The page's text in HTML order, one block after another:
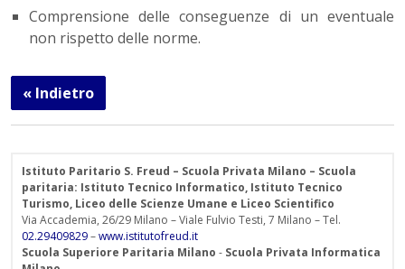
Comprensione delle conseguenze di un eventuale
non rispetto delle norme.
« Indietro
Istituto Paritario S. Freud – Scuola Privata Milano – Scuola
paritaria: Istituto Tecnico Informatico, Istituto Tecnico
Turismo, Liceo delle Scienze Umane e Liceo Scientifico
Via Accademia, 26/29 Milano – Viale Fulvio Testi, 7 Milano – Tel.
02.29409829–www.istitutofreud.it
Scuola Superiore Paritaria Milano - Scuola Privata Informatica